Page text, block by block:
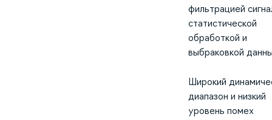
фильтрацией
статистической
обработкой и
выбраковкой
Широкий
диапазон и низкий
уровень помех